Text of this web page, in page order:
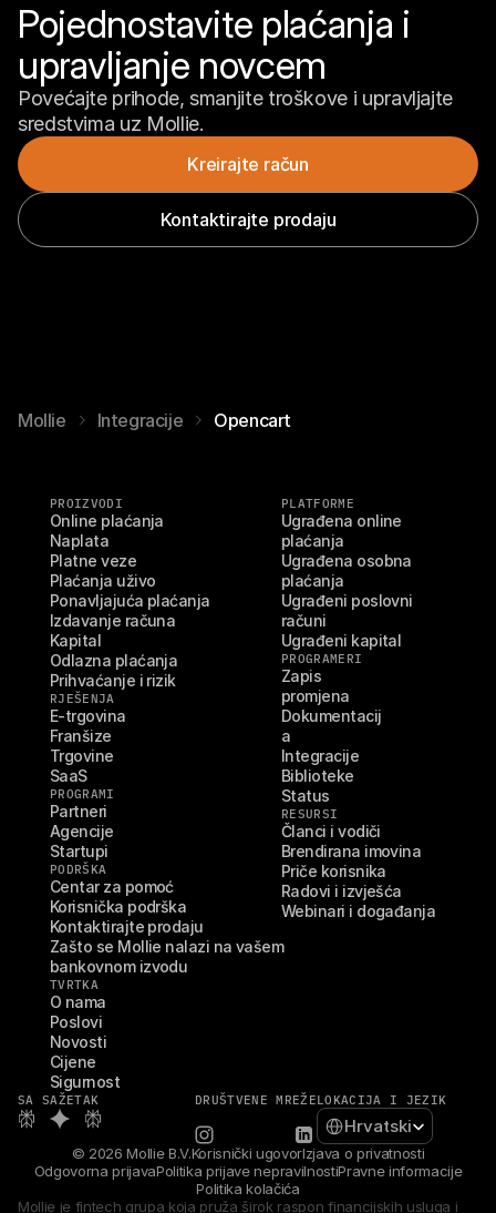
Pojednostavite plaćanja i
upravljanje novcem
Povećajte prihode, smanjite troškove i upravljajte
sredstvima uz Mollie.
Kreirajte račun
Kontaktirajte prodaju
Mollie Integracije Opencart
PROIZVODI
Online plaćanja
Naplata
Platne veze
Plaćanja uživo
Ponavljajuća plaćanja
Izdavanje računa
Kapital
Odlazna plaćanja
Prihvaćanje i rizik
RJEŠENJA
E-trgovina
Franšize
Trgovine
SaaS
PROGRAMI
Partneri
Agencije
Startupi
PODRŠKA
Centar za pomoć
Korisnička podrška
Kontaktirajte prodaju
Zašto se Mollie nalazi na vašem
bankovnom izvodu
TVRTKA
O nama
Poslovi
Novosti
Cijene
Sigurnost
PLATFORME
Ugrađena online
plaćanja
Ugrađena osobna
plaćanja
Ugrađeni poslovni
računi
Ugrađeni kapital
PROGRAMERI
Zapis
promjena
Dokumentacij
a
Integracije
Biblioteke
Status
RESURSI
Članci i vodiči
Brendirana imovina
Priče korisnika
Radovi i izvješća
Webinari i događanja
SA SAŽETAK DRUŠTVENE MREŽELOKACIJA I JEZIK
Select Language
Hrvatski
© 2026 Mollie B.V.Korisnički ugovorIzjava o privatnosti
Odgovorna prijavaPolitika prijave nepravilnostiPravne informacije
Politika kolačića
Mollie je fintech grupa koja pruža širok raspon financijskih usluga i